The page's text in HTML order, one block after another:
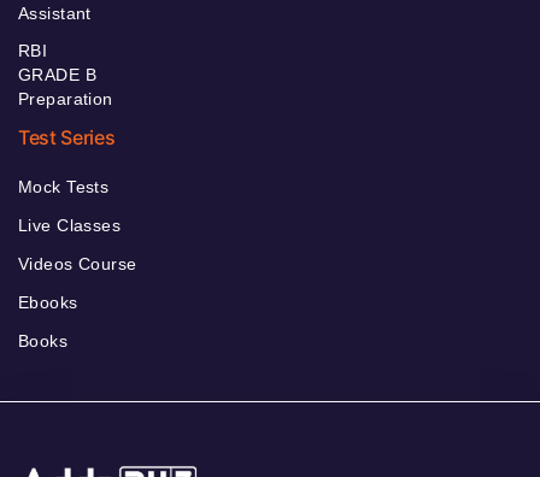
Assistant
RBI
GRADE B
Preparation
Test Series
Mock Tests
Live Classes
Videos Course
Ebooks
Books